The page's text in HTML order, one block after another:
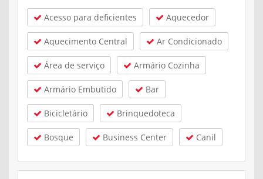
Acesso para deficientes Aquecedor
Aquecimento Central Ar Condicionado
Área de serviço Armário Cozinha
Armário Embutido Bar
Bicicletário Brinquedoteca
Bosque Business Center Canil